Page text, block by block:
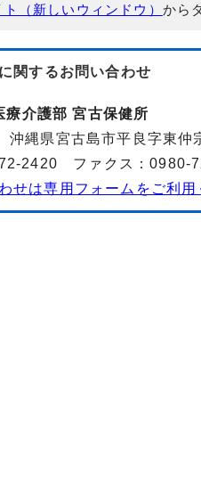
（新しいウィンドウ） から
関するお問い合わせ
療介護部 宮古保健所
縄県宮古島市平良字東仲
2420 ファクス：0980-
せは専用フォームをご利用